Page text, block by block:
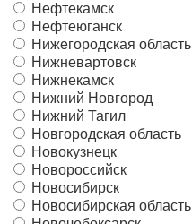
Нефтекамск
Нефтеюганск
Нижегородская область
Нижневартовск
Нижнекамск
Нижний Новгород
Нижний Тагил
Новгородская область
Новокузнецк
Новороссийск
Новосибирск
Новосибирская область